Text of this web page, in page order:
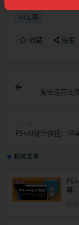
AI工具
收藏 海报
淘宝运营变
PS+AI设计教程：涵
相关文章
等